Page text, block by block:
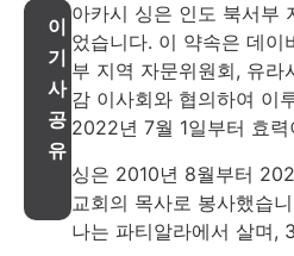
이
기
사
공
유
아카시 싱은 인도 북서부
었습니다. 이 약속은 데
부 지역 자문위원회, 유
감 이사회와 협의하여 이
2022년 7월 1일부터 효력
싱은 2010년 8월부터
교회의 목사로 봉사했습
나는 파티알라에서 살며,